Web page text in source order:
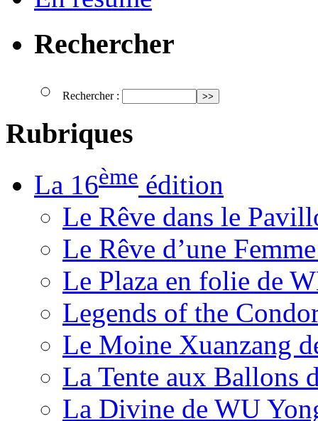
Rechercher
Rechercher :
Rubriques
La 16ème édition
Le Rêve dans le
Le Rêve d’une
Le Plaza en folie de
Legends of the
Le Moine Xuanzang
La Tente aux Ballons
La Divine de WU